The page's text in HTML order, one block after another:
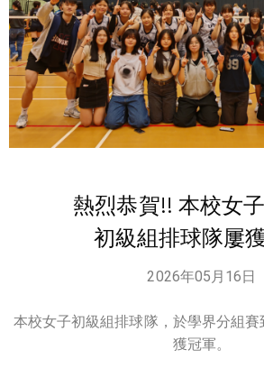
熱烈恭賀!! 本校女
初級組排球隊屢
2026年05月16日
本校女子初級組排球隊，於學界分組
獲冠軍。